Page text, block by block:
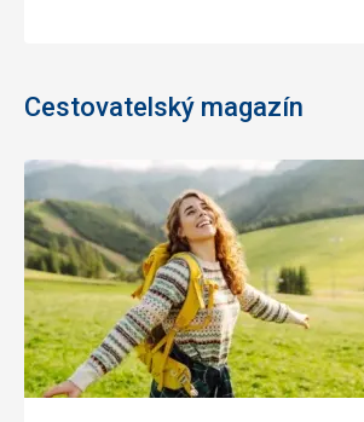
Cestovatelský magazín